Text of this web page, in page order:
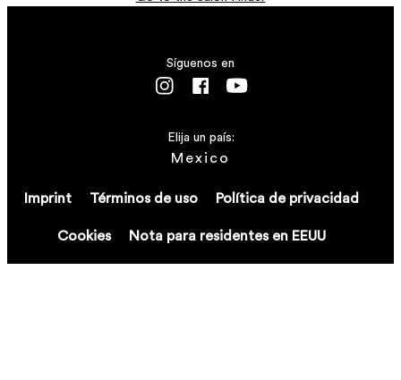
Imprint Términos de uso Política de privacidad
Cookies Nota para residentes en EEUU
Elija un país:
Mexico
Síguenos en